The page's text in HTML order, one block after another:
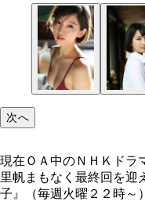
次へ
現在ＯＡ中のＮＨＫドラ
里帆まもなく最終回を迎
子』（毎週火曜２２時～